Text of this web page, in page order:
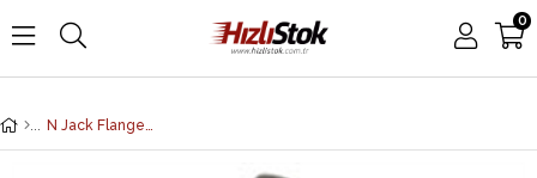
0
N Jack Flange Mount